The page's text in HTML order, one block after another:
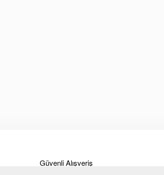
Güvenli Alışveriş